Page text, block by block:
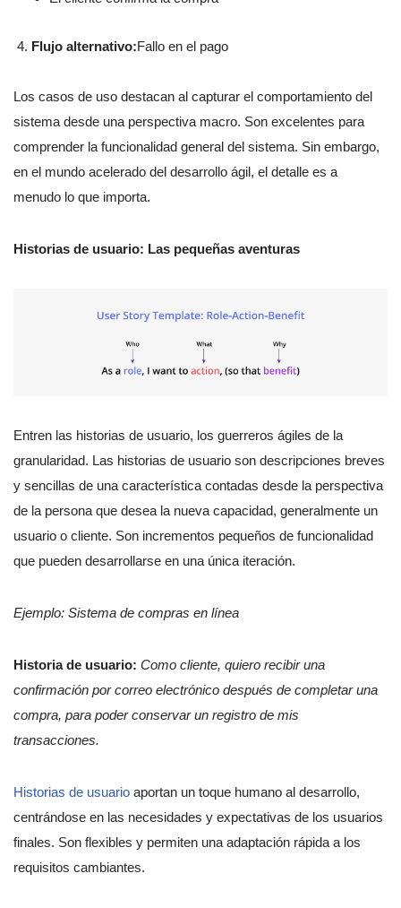
Flujo alternativo:Fallo en el pago
Los casos de uso destacan al capturar el comportamiento del
sistema desde una perspectiva macro. Son excelentes para
comprender la funcionalidad general del sistema. Sin embargo,
en el mundo acelerado del desarrollo ágil, el detalle es a
menudo lo que importa.
Historias de usuario: Las pequeñas aventuras
Entren las historias de usuario, los guerreros ágiles de la
granularidad. Las historias de usuario son descripciones breves
y sencillas de una característica contadas desde la perspectiva
de la persona que desea la nueva capacidad, generalmente un
usuario o cliente. Son incrementos pequeños de funcionalidad
que pueden desarrollarse en una única iteración.
Ejemplo: Sistema de compras en línea
Historia de usuario: Como cliente, quiero recibir una
confirmación por correo electrónico después de completar una
compra, para poder conservar un registro de mis
transacciones.
Historias de usuario aportan un toque humano al desarrollo,
centrándose en las necesidades y expectativas de los usuarios
finales. Son flexibles y permiten una adaptación rápida a los
requisitos cambiantes.